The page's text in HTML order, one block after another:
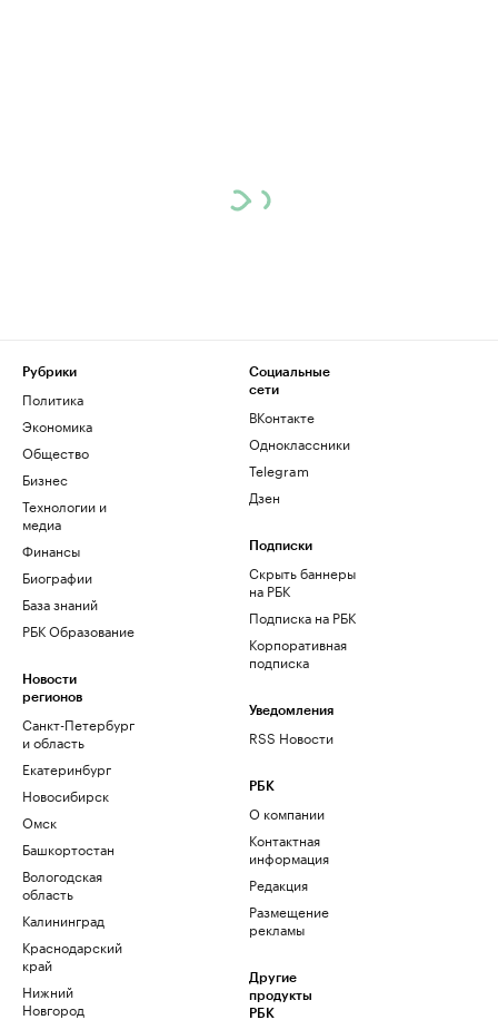
Рубрики
Политика
Экономика
Общество
Бизнес
Технологии и
медиа
Финансы
Биографии
База знаний
РБК Образование
Новости
регионов
Санкт-Петербург
и область
Екатеринбург
Новосибирск
Омск
Башкортостан
Вологодская
область
Калининград
Краснодарский
край
Нижний
Новгород
Социальные
сети
ВКонтакте
Одноклассники
Telegram
Дзен
Подписки
Скрыть баннеры
на РБК
Подписка на РБК
Корпоративная
подписка
Уведомления
RSS Новости
РБК
О компании
Контактная
информация
Редакция
Размещение
рекламы
Другие
продукты
РБК